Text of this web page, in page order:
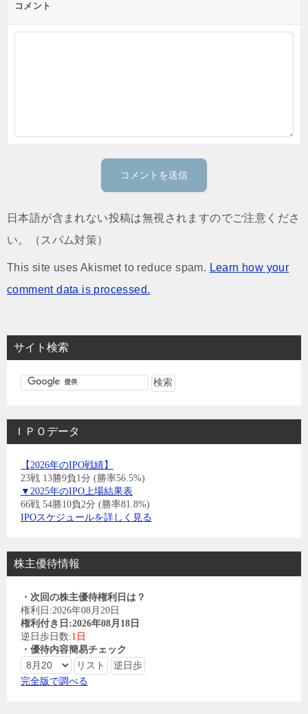
コメント
日本語が含まれない投稿は無視されますのでご注意くださ
い。（スパム対策）
This site uses Akismet to reduce spam. Learn how your
comment data is processed.
サイト検索
ＩＰＯデータ
【2026年のIPO戦績】
23戦 13勝9負1分 (勝率56.5%)
▼2025年のIPO上場結果表
66戦 54勝10負2分 (勝率81.8%)
IPOスケジュールを詳しく見る
株主優待情報
・次回の株主優待権利日は？
権利日:2026年08月20日
権利付き日:2026年08月18日
逆日歩日数:1日
・優待内容簡易チェック
完全版で調べる